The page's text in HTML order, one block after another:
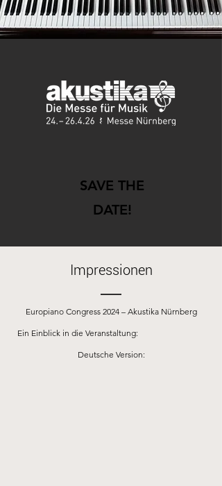
SAVE THE
DATE!
Impressionen
Europiano Congress 2024 – Akustika Nürnberg
Ein Einblick in die Veranstaltung:
Deutsche Version: